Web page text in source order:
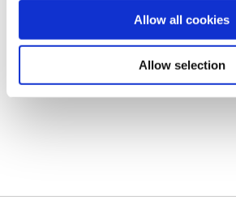
Allow all cookies
Allow selection
betaalde vacatures in
STUUR EEN MAIL